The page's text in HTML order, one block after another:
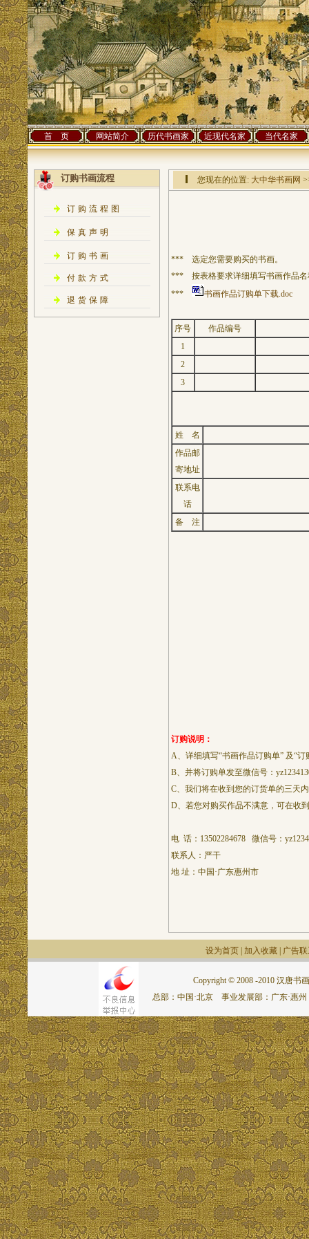
首 页 网站简介 历代书画家 近现代名家 当代名家
订购书画流程
订购流程图
保真声明
订购书画
付款方式
退货保障
您现在的位置: 大中华书画网
*** 选定您需要购买的书画。
*** 按表格要求详细填写书画作品
***
书画作品订购单下载.doc
序号 作品编号
1
2
3
姓 名
作品邮
寄地址
联系电
话
备 注
订购说明：
A、详细填写“书画作品订购单” 及“订
B、并将订购单发至微信号：
C、我们将在收到您的订货单的三天
D、若您对购买作品不满意，可在收
电 话：13502284678 微信号：
联系人：严干
地 址：中国·广东惠州市
设为首页 加入收藏 广告
Copyright © 2008 -2010 汉唐书
总部：中国·北京 事业发展部：广东·惠